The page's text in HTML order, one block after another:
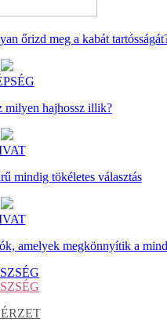
őrizd meg a kabát
milyen hajhossz illik?
mindig tökéletes választás
amelyek megkönnyítik a